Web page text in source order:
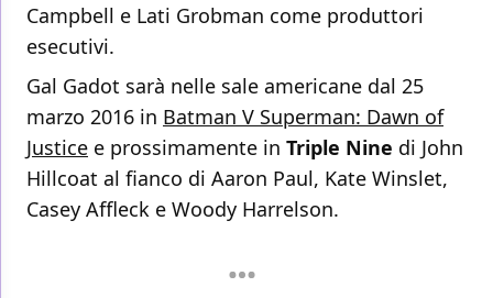
Campbell e Lati Grobman come produttori
esecutivi.
Gal Gadot sarà nelle sale americane dal 25
marzo 2016 in Batman V Superman: Dawn of
Justice e prossimamente in Triple Nine di John
Hillcoat al fianco di Aaron Paul, Kate Winslet,
Casey Affleck e Woody Harrelson.